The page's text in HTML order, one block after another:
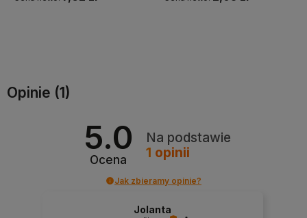
Opinie (1)
5.0
Ocena
Na podstawie
1 opinii
Jak zbieramy opinie?
Jolanta